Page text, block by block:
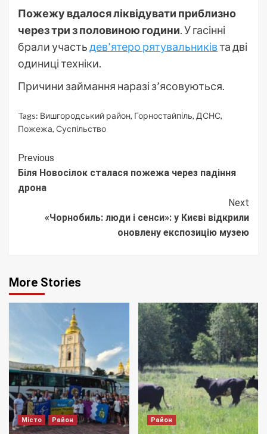
Пожежу вдалося ліквідувати приблизно
через три з половиною години. У гасінні
брали участьдев’ятеро рятувальниківта дві
одиниці техніки.
Причини займання наразі з’ясовуються.
Tags: Вишгородський район, Горностайпіль, ДСНС,
Пожежа, Суспільство
Continue
Reading
Previous
Біля Новосілок сталася пожежа через падіння
дрона
Next
«Чорнобиль: люди і сенси»: у Києві відкрили
оновлену експозицію музею
More Stories
Місто Район Район